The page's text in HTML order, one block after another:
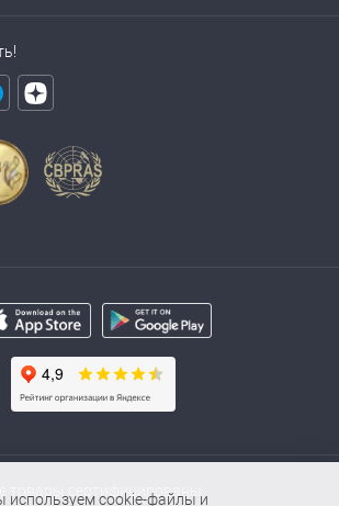
товары сертифицированы.
используем cookie-файлы и